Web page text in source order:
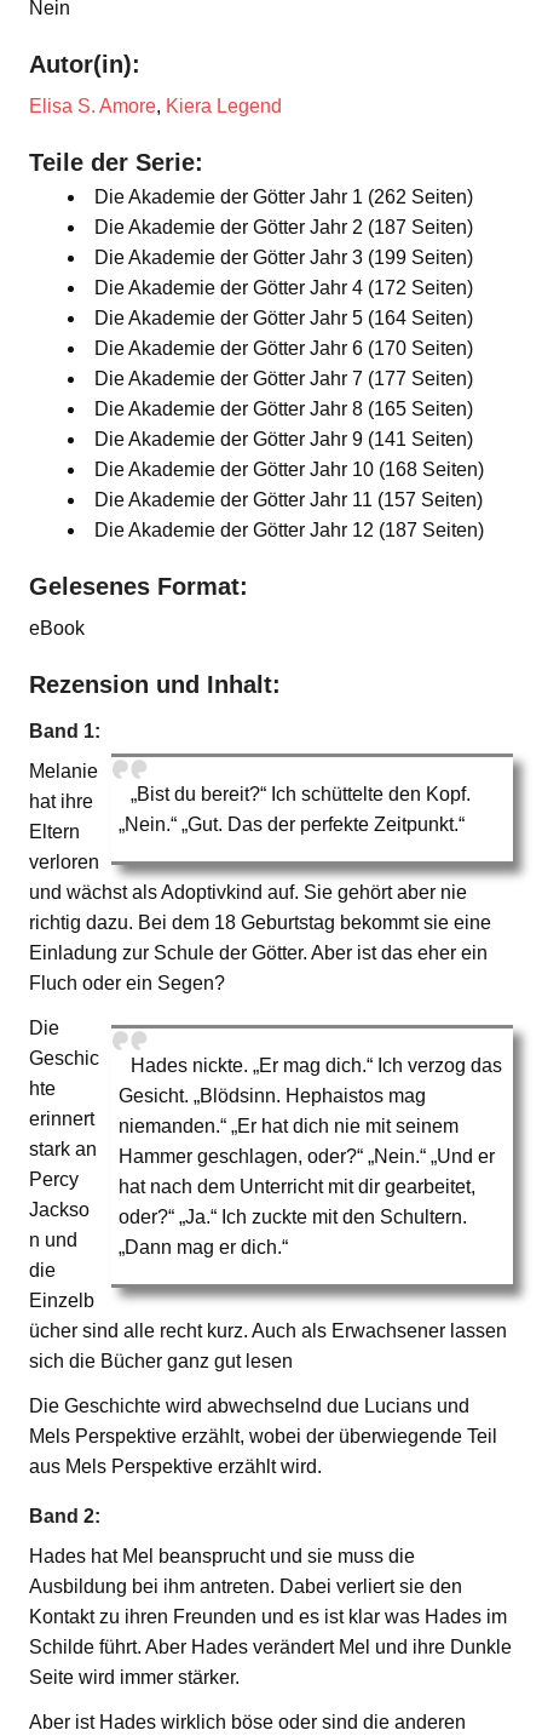
Nein
Autor(in):
Elisa S. Amore, Kiera Legend
Teile der Serie:
Die Akademie der Götter Jahr 1 (262 Seiten)
Die Akademie der Götter Jahr 2 (187 Seiten)
Die Akademie der Götter Jahr 3 (199 Seiten)
Die Akademie der Götter Jahr 4 (172 Seiten)
Die Akademie der Götter Jahr 5 (164 Seiten)
Die Akademie der Götter Jahr 6 (170 Seiten)
Die Akademie der Götter Jahr 7 (177 Seiten)
Die Akademie der Götter Jahr 8 (165 Seiten)
Die Akademie der Götter Jahr 9 (141 Seiten)
Die Akademie der Götter Jahr 10 (168 Seiten)
Die Akademie der Götter Jahr 11 (157 Seiten)
Die Akademie der Götter Jahr 12 (187 Seiten)
Gelesenes Format:
eBook
Rezension und Inhalt:
Band 1:
„Bist du bereit?“ Ich schüttelte den Kopf.
„Nein.“ „Gut. Das der perfekte Zeitpunkt.“
Melanie
hat ihre
Eltern
verloren
und wächst als Adoptivkind auf. Sie gehört aber nie
richtig dazu. Bei dem 18 Geburtstag bekommt sie eine
Einladung zur Schule der Götter. Aber ist das eher ein
Fluch oder ein Segen?
Hades nickte. „Er mag dich.“ Ich verzog das
Gesicht. „Blödsinn. Hephaistos mag
niemanden.“ „Er hat dich nie mit seinem
Hammer geschlagen, oder?“ „Nein.“ „Und er
hat nach dem Unterricht mit dir gearbeitet,
oder?“ „Ja.“ Ich zuckte mit den Schultern.
„Dann mag er dich.“
Die
Geschic
hte
erinnert
stark an
Percy
Jackso
n und
die
Einzelb
ücher sind alle recht kurz. Auch als Erwachsener lassen
sich die Bücher ganz gut lesen
Die Geschichte wird abwechselnd due Lucians und
Mels Perspektive erzählt, wobei der überwiegende Teil
aus Mels Perspektive erzählt wird.
Band 2:
Hades hat Mel beansprucht und sie muss die
Ausbildung bei ihm antreten. Dabei verliert sie den
Kontakt zu ihren Freunden und es ist klar was Hades im
Schilde führt. Aber Hades verändert Mel und ihre Dunkle
Seite wird immer stärker.
Aber ist Hades wirklich böse oder sind die anderen